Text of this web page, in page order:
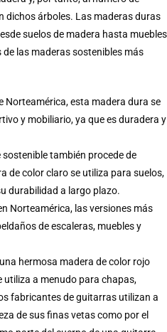
dichos árboles. Las maderas duras
suelos de madera hasta muebles
las maderas sostenibles más
Norteamérica, esta madera dura se
y mobiliario, ya que es duradera y
también procede de
de color claro se utiliza para suelos,
durabilidad a largo plazo.
Norteamérica, las versiones más
de escaleras, muebles y
hermosa madera de color rojo
utiliza a menudo para chapas,
fabricantes de guitarras utilizan a
de sus finas vetas como por el